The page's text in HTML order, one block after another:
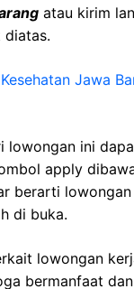
atau kirim
diatas.
Jawa
lowongan ini
apply
berarti
di buka.
lowongan
bermanfaat